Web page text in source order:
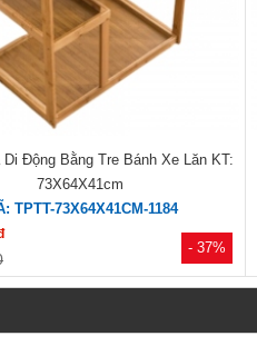
- 37%
Di Động Bằng Tre Bánh Xe Lăn KT:
73X64X41cm
TPTT-73X64X41CM-1184